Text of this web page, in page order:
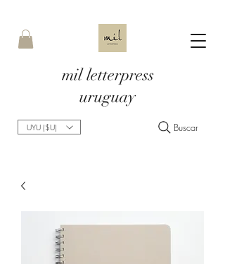
mil letterpress
uruguay
UYU ($U) Buscar